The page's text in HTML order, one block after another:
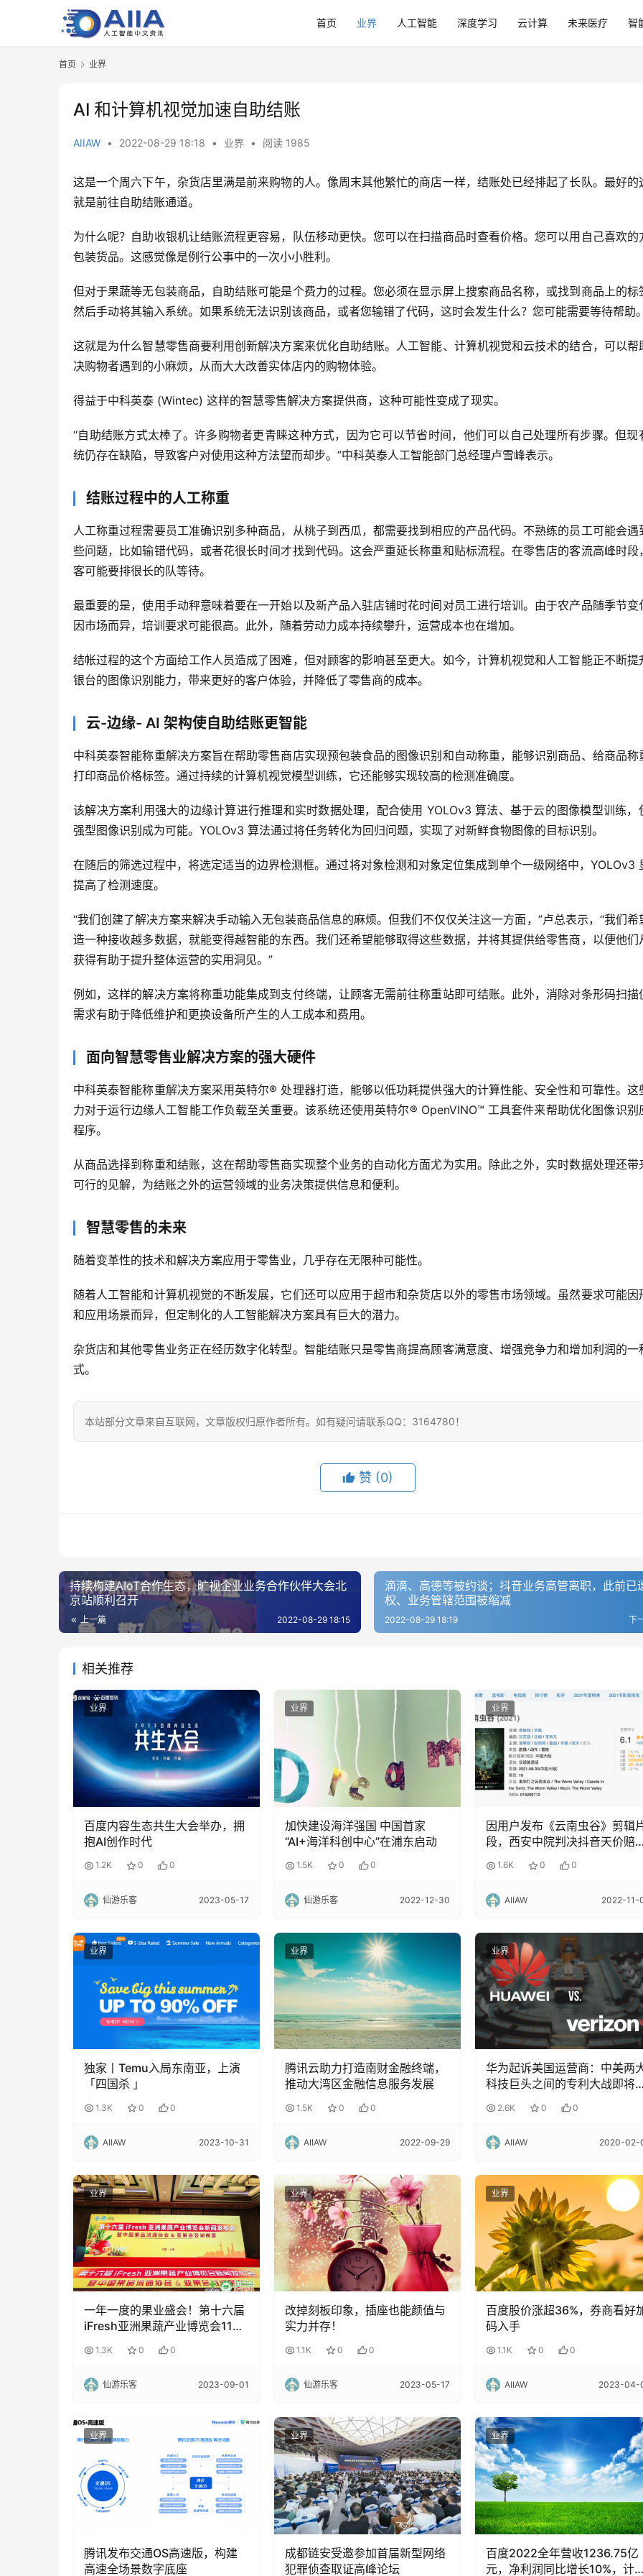
首页 业界 人工智能 深度学习 云计算 未来医疗 智
首页 业界
AI 和计算机视觉加速自助结账
AIIAW • 2022-08-29 18:18 • 业界 • 阅读 1985
这是一个周六下午，杂货店里满是前来购物的人。像周末其他繁忙的商店一样，结账处已经排起了长队。最好的
就是前往自助结账通道。
为什么呢？自助收银机让结账流程更容易，队伍移动更快。您可以在扫描商品时查看价格。您可以用自己喜欢的
包装货品。这感觉像是例行公事中的一次小小胜利。
但对于果蔬等无包装商品，自助结账可能是个费力的过程。您必须在显示屏上搜索商品名称，或找到商品上的标
然后手动将其输入系统。如果系统无法识别该商品，或者您输错了代码，这时会发生什么？您可能需要等待帮助。
这就是为什么智慧零售商要利用创新解决方案来优化自助结账。人工智能、计算机视觉和云技术的结合，可以帮
决购物者遇到的小麻烦，从而大大改善实体店内的购物体验。
得益于中科英泰 (Wintec) 这样的智慧零售解决方案提供商，这种可能性变成了现实。
“自助结账方式太棒了。许多购物者更青睐这种方式，因为它可以节省时间，他们可以自己处理所有步骤。但现
统仍存在缺陷，导致客户对使用这种方法望而却步。”中科英泰人工智能部门总经理卢雪峰表示。
结账过程中的人工称重
人工称重过程需要员工准确识别多种商品，从桃子到西瓜，都需要找到相应的产品代码。不熟练的员工可能会遇
些问题，比如输错代码，或者花很长时间才找到代码。这会严重延长称重和贴标流程。在零售店的客流高峰时段
客可能要排很长的队等待。
最重要的是，使用手动秤意味着要在一开始以及新产品入驻店铺时花时间对员工进行培训。由于农产品随季节变
因市场而异，培训要求可能很高。此外，随着劳动力成本持续攀升，运营成本也在增加。
结帐过程的这个方面给工作人员造成了困难，但对顾客的影响甚至更大。如今，计算机视觉和人工智能正不断提
银台的图像识别能力，带来更好的客户体验，并降低了零售商的成本。
云-边缘- AI 架构使自助结账更智能
中科英泰智能称重解决方案旨在帮助零售商店实现预包装食品的图像识别和自动称重，能够识别商品、给商品称
打印商品价格标签。通过持续的计算机视觉模型训练，它还能够实现较高的检测准确度。
该解决方案利用强大的边缘计算进行推理和实时数据处理，配合使用 YOLOv3 算法、基于云的图像模型训练，
强型图像识别成为可能。YOLOv3 算法通过将任务转化为回归问题，实现了对新鲜食物图像的目标识别。
在随后的筛选过程中，将选定适当的边界检测框。通过将对象检测和对象定位集成到单个一级网络中，YOLOv3
提高了检测速度。
“我们创建了解决方案来解决手动输入无包装商品信息的麻烦。但我们不仅仅关注这一方面，”卢总表示，“我们希
造一种接收越多数据，就能变得越智能的东西。我们还希望能够取得这些数据，并将其提供给零售商，以便他们
获得有助于提升整体运营的实用洞见。”
例如，这样的解决方案将称重功能集成到支付终端，让顾客无需前往称重站即可结账。此外，消除对条形码扫描
需求有助于降低维护和更换设备所产生的人工成本和费用。
面向智慧零售业解决方案的强大硬件
中科英泰智能称重解决方案采用英特尔® 处理器打造，能够以低功耗提供强大的计算性能、安全性和可靠性。这
力对于运行边缘人工智能工作负载至关重要。该系统还使用英特尔® OpenVINO™ 工具套件来帮助优化图像识别
程序。
从商品选择到称重和结账，这在帮助零售商实现整个业务的自动化方面尤为实用。除此之外，实时数据处理还带
可行的见解，为结账之外的运营领域的业务决策提供信息和便利。
智慧零售的未来
随着变革性的技术和解决方案应用于零售业，几乎存在无限种可能性。
随着人工智能和计算机视觉的不断发展，它们还可以应用于超市和杂货店以外的零售市场领域。虽然要求可能因
和应用场景而异，但定制化的人工智能解决方案具有巨大的潜力。
杂货店和其他零售业务正在经历数字化转型。智能结账只是零售商提高顾客满意度、增强竞争力和增加利润的一
式。
本站部分文章来自互联网，文章版权归原作者所有。如有疑问请联系QQ：3164780！
赞 (0)
持续构建AIoT合作生态，旷视企业业务合作伙伴大会北
京站顺利召开
上一篇 2022-08-29 18:15
滴滴、高德等被约谈；抖音业务高管离职，此前已
权、业务管辖范围被缩减
下
2022-08-29 18:19
相关推荐
业界
百度内容生态共生大会举办，拥
抱AI创作时代
1.2K 0 0
仙游乐客 2023-05-17
业界
加快建设海洋强国 中国首家
“AI+海洋科创中心”在浦东启动
1.5K 0 0
仙游乐客 2022-12-30
业界
因用户发布《云南虫谷》剪辑
段，西安中院判决抖音天价赔偿
1.6K 0 0
AIIAW 2022-11-
业界
独家丨Temu入局东南亚，上演
「四国杀 」
1.3K 0 0
AIIAW 2023-10-31
业界
腾讯云助力打造南财金融终端，
推动大湾区金融信息服务发展
1.5K 0 0
AIIAW 2022-09-29
业界
华为起诉美国运营商：中美两
科技巨头之间的专利大战即将展
2.6K 0 0
AIIAW 2020-02-
业界
一年一度的果业盛会！第十六届
iFresh亚洲果蔬产业博览会11月
8日与您共聚上海
1.3K 0 0
仙游乐客 2023-09-01
业界
改掉刻板印象，插座也能颜值与
实力并存！
1.1K 0 0
仙游乐客 2023-05-17
业界
百度股价涨超36%，券商看好
码入手
1.1K 0 0
AIIAW 2023-04-
业界
腾讯发布交通OS高速版，构建
高速全场景数字底座
业界
成都链安受邀参加首届新型网络
犯罪侦查取证高峰论坛
业界
百度2022全年营收1236.75亿
元，净利润同比增长10%，计划